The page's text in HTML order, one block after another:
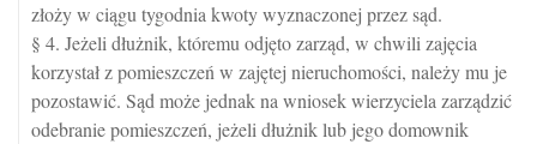
złoży w ciągu tygodnia kwoty wyznaczonej przez sąd.
§ 4. Jeżeli dłużnik, któremu odjęto zarząd, w chwili zajęcia
korzystał z pomieszczeń w zajętej nieruchomości, należy mu je
pozostawić. Sąd może jednak na wniosek wierzyciela zarządzić
odebranie pomieszczeń, jeżeli dłużnik lub jego domownik